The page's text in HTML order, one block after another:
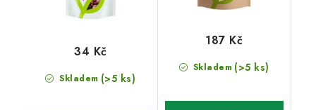
Skladem (>5 ks)
34 Kč
Skladem (>5 ks)
187 Kč